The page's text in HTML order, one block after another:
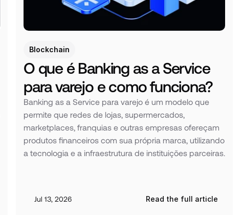
Blockchain
O que é Banking as a Service
para varejo e como funciona?
Banking as a Service para varejo é um modelo que
permite que redes de lojas, supermercados,
marketplaces, franquias e outras empresas ofereçam
produtos financeiros com sua própria marca, utilizando
a tecnologia e a infraestrutura de instituições parceiras.
Jul 13, 2026 Read the full article